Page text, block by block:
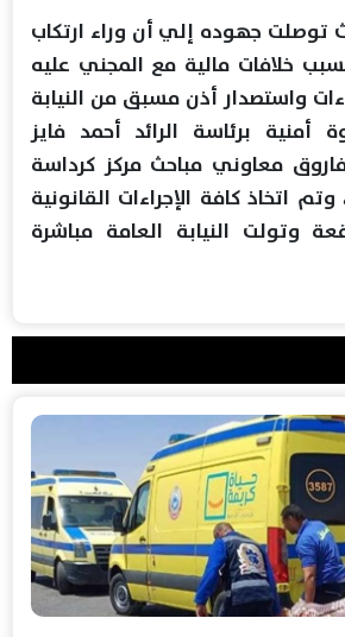
توصلت جهوده إلي أن وراء ارتكاب
خلافات مالية مع المجني عليه
واستصدار أذن مسبق من النيابة
أمنية برئاسة الرائد أحمد فايز
معاوني مباحث مركز كرداسة
اتخاذ كافة الإجراءات القانونية
وتولت النيابة العامة مباشرة